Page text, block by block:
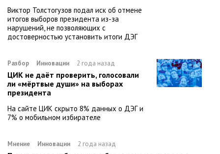
Виктор Толстогузов подал иск об отмене
итогов выборов президента из-за
нарушений, не позволяющих с
достоверностью установить итоги ДЭГ
Разбор Инновации 2 года назад
ЦИК не даёт проверить, голосовали
ли «мёртвые души» на выборах
президента
На сайте ЦИК скрыто 8% данных о ДЭГ и
7% о мобильном избирателе
Мнение Инновации 2 года назад